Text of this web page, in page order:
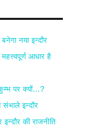
नया इन्दौर
आधार है
पर क्यों…?
इन्दौर
की राजनीति